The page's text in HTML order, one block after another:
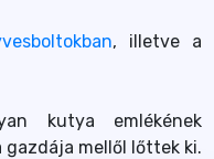
, illetve a
kutya emlékének
mellől lőttek ki.